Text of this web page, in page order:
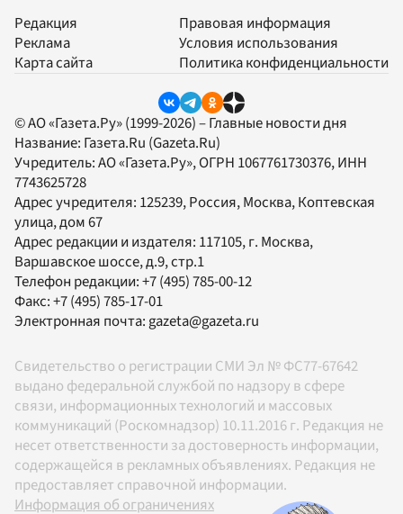
Редакция
Реклама
Карта сайта
Правовая информация
Условия использования
Политика конфиденциальности
© АО «Газета.Ру» (1999-2026) – Главные новости дня
Название: Газета.Ru (Gazeta.Ru)
Учредитель:АО «Газета.Ру», ОГРН 1067761730376, ИНН
7743625728
Адрес учредителя: 125239, Россия, Москва, Коптевская
улица, дом 67
Адрес редакции и издателя: 117105, г. Москва,
Варшавское шоссе, д.9, стр.1
Телефон редакции:+7 (495) 785-00-12
Факс:+7 (495) 785-17-01
Электронная почта: gazeta@gazeta.ru
Свидетельство о регистрации СМИ Эл № ФС77-67642
выдано федеральной службой по надзору в сфере
связи, информационных технологий и массовых
коммуникаций (Роскомнадзор) 10.11.2016 г. Редакция не
несет ответственности за достоверность информации,
содержащейся в рекламных объявлениях. Редакция не
предоставляет справочной информации.
Информация об ограничениях